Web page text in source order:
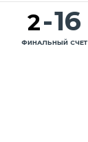
2-16
ФИНАЛЬНЫЙ СЧЕТ